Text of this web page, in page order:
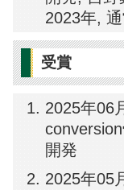
2023年,
受賞
2025年06
開発
2025年05